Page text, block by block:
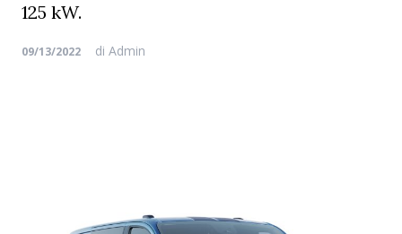
125 kW.
09/13/2022 di Admin